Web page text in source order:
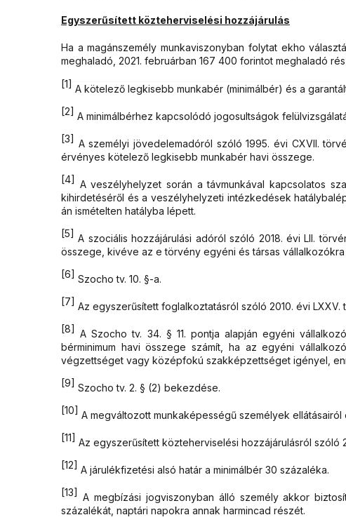
Egyszerűsített közteherviselési hozzájárulás
Ha a magánszemély munkaviszonyban folytat ekho
meghaladó, 2021. februárban 167 400 forintot meghaladó
[1] A kötelező legkisebb munkabér (minimálbér) és a
[2] A minimálbérhez kapcsolódó jogosultságok
[3] A személyi jövedelemadóról szóló 1995. évi CXVII.
érvényes kötelező legkisebb munkabér havi összege.
[4] A veszélyhelyzet során a távmunkával kapcsolatos
kihirdetéséről és a veszélyhelyzeti intézkedések
án ismételten hatályba lépett.
[5] A szociális hozzájárulási adóról szóló 2018. évi LII.
összege, kivéve az e törvény egyéni és társas
[6] Szocho tv. 10. §-a.
[7] Az egyszerűsített foglalkoztatásról szóló 2010. évi
[8] A Szocho tv. 34. § 11. pontja alapján egyéni
bérminimum havi összege számít, ha az egyéni
végzettséget vagy középfokú szakképzettséget igényel,
[9] Szocho tv. 2. § (2) bekezdése.
[10] A megváltozott munkaképességű személyek
[11] Az egyszerűsített közteherviselési hozzájárulásról
[12] A járulékfizetési alsó határ a minimálbér 30 százaléka.
[13] A megbízási jogviszonyban álló személy akkor
százalékát, naptári napokra annak harmincad részét.